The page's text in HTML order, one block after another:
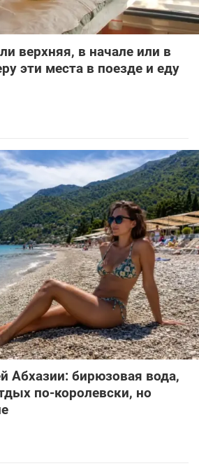
верхняя, в начале или в
эти места в поезде и еду
Абхазии: бирюзовая вода,
по-королевски, но